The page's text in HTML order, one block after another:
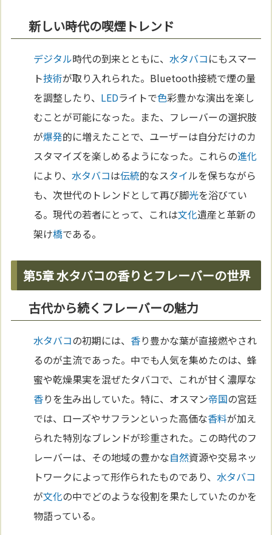
新しい時代の喫煙トレンド
デジタル時代の到来とともに、水タバコにもスマー
ト技術が取り入れられた。Bluetooth接続で煙の量
を調整したり、 LEDライトで色彩豊かな演出を楽し
むことが可能になった。また、フレーバーの選択肢
が爆発的に増えたことで、ユーザーは自分だけのカ
スタマイズを楽しめるようになった。これらの進化
により、水タバコは伝統的なスタイルを保ちながら
も、次世代のトレンドとして再び脚光を浴びてい
る。現代の若者にとって、これは文化遺産と革新の
架け橋である。
第5章 水タバコの香りとフレーバーの世界
古代から続くフレーバーの魅力
水タバコの初期には、 香り豊かな葉が直接燃やされ
るのが主流であった。中でも人気を集めたのは、蜂
蜜や乾燥果実を混ぜたタバコで、これが甘く濃厚な
香りを生み出していた。特に、オスマン帝国の宮廷
では、ローズやサフランといった高価な香料が加え
られた特別なブレンドが珍重された。この時代のフ
レーバーは、その地域の豊かな自然資源や交易ネッ
トワークによって形作られたものであり、水タバコ
が文化の中でどのような役割を果たしていたのかを
物語っている。